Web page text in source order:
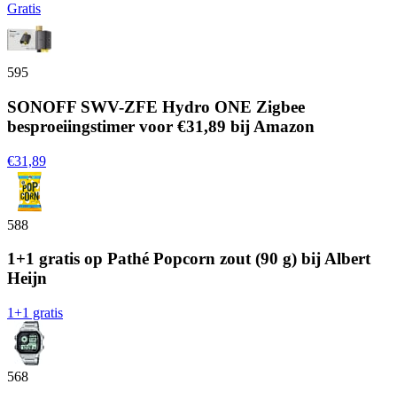
Gratis
595
SONOFF SWV-ZFE Hydro ONE Zigbee
besproeiingstimer voor €31,89 bij Amazon
€31,89
588
1+1 gratis op Pathé Popcorn zout (90 g) bij Albert
Heijn
1+1 gratis
568